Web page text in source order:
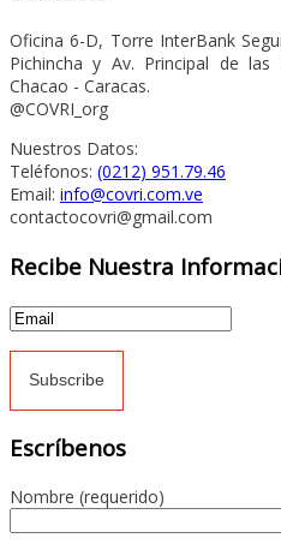
Oficina 6-D, Torre InterBank
Pichincha y Av. Principal de las
Chacao - Caracas.
@COVRI_org
Nuestros Datos:
Teléfonos: (0212) 951.79.46
Email: info@covri.com.ve
contactocovri@gmail.com
Recibe Nuestra
Escríbenos
Nombre (requerido)